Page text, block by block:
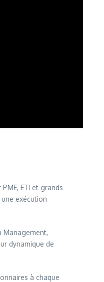
ETI et grands
exécution
Management,
dynamique de
à chaque